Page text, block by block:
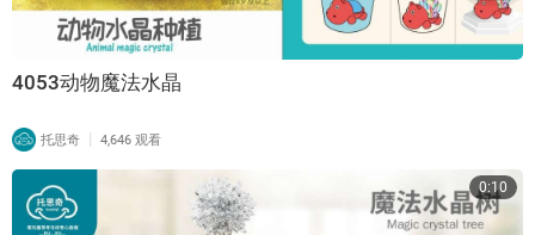
4053动物魔法水晶
托思奇 | 4,646 观看
0:10